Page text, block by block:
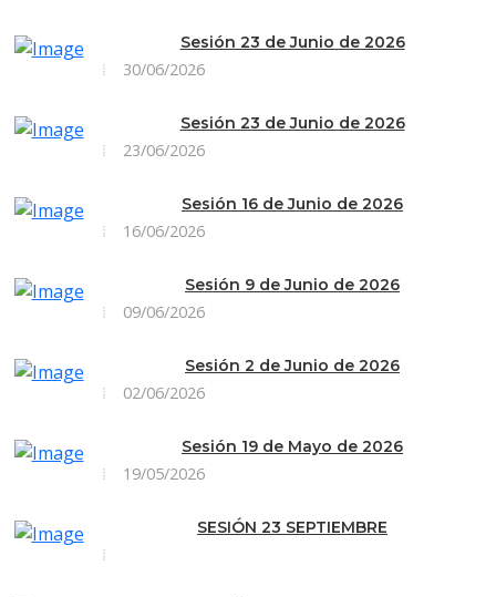
Sesión 23 de Junio de 2026
30/06/2026
Sesión 23 de Junio de 2026
23/06/2026
Sesión 16 de Junio de 2026
16/06/2026
Sesión 9 de Junio de 2026
09/06/2026
Sesión 2 de Junio de 2026
02/06/2026
Sesión 19 de Mayo de 2026
19/05/2026
SESIÓN 23 SEPTIEMBRE